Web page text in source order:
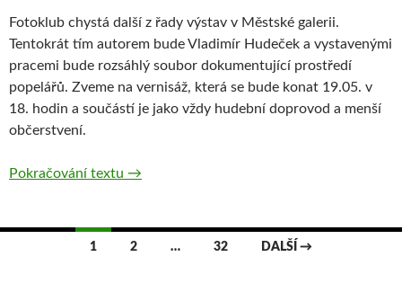
Fotoklub chystá další z řady výstav v Městské galerii.
Tentokrát tím autorem bude Vladimír Hudeček a vystavenými
pracemi bude rozsáhlý soubor dokumentující prostředí
popelářů. Zveme na vernisáž, která se bude konat 19.05. v
18. hodin a součástí je jako vždy hudební doprovod a menší
občerstvení.
Pokračování textu Popeláři Vladímíra Hudečka
→
Navigace
1 2 … 32 DALŠÍ →